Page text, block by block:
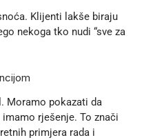
Klijenti lakše biraju
nekoga tko nudi “sve za
Moramo pokazati da
rješenje. To znači
primjera rada i